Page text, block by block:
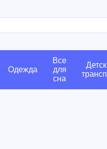
Одежда
Все
для
сна